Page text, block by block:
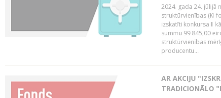
2024. gada 24. jūlijā
struktūrvienības (KI
izskatīti konkursa II
summu 99 845,00
struktūrvienības
producentu...
AR AKCIJU
TRADICIONĀLO